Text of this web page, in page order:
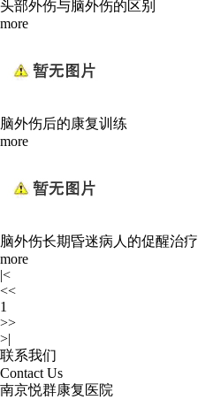
头部外伤与脑外伤的区别
more
脑外伤后的康复训练
more
脑外伤长期昏迷病人的促醒治疗
more
|<
<<
1
>>
>|
联系我们
Contact Us
南京悦群康复医院